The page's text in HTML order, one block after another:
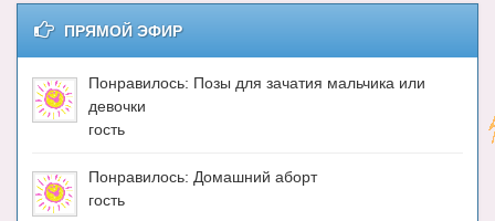
Имена. Святцы
Энциклопедия беременных
Мамина энциклопедия
Сервис. Оценка роста и веса ребенка
ПРЯМОЙ ЭФИР
Понравилось: Позы для зачатия мальчика или
девочки
гость
Понравилось: Домашний аборт
гость